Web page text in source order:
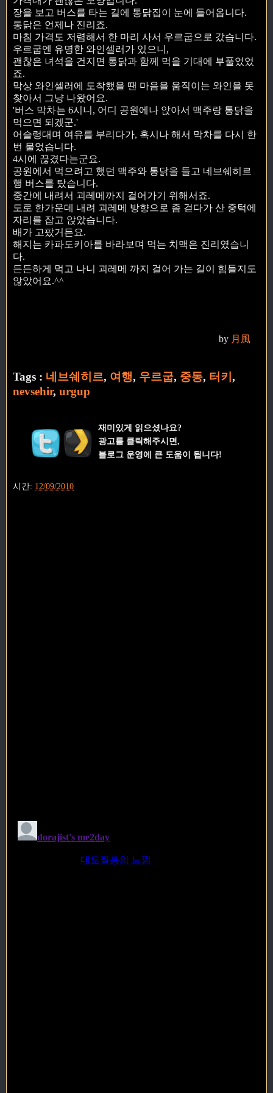
장을 보고 버스를 타는 길에 통닭집이 눈에 들어옵니다.
통닭은 언제나 진리죠.
마침 가격도 저렴해서 한 마리 사서 우르굽으로 갔습니다.
우르굽엔 유명한 와인셀러가 있으니,
괜찮은 녀석을 건지면 통닭과 함께 먹을 기대에 부풀었었
죠.
막상 와인셀러에 도착했을 땐 마음을 움직이는 와인을 못
찾아서 그냥 나왔어요.
'버스 막차는 6시니, 어디 공원에나 앉아서 맥주랑 통닭을
먹으면 되겠군.'
어슬렁대며 여유를 부리다가, 혹시나 해서 막차를 다시 한
번 물었습니다.
4시에 끊겼다는군요.
공원에서 먹으려고 했던 맥주와 통닭을 들고 네브쉐히르
행 버스를 탔습니다.
중간에 내려서 괴레메까지 걸어가기 위해서죠.
도로 한가운데 내려 괴레메 방향으로 좀 걷다가 산 중턱에
자리를 잡고 앉았습니다.
배가 고팠거든요.
해지는 카파도키아를 바라보며 먹는 치맥은 진리였습니
다.
든든하게 먹고 나니 괴레메 까지 걸어 가는 길이 힘들지도
않았어요.^^
by 月風
Tags : 네브쉐히르, 여행, 우르굽, 중동, 터키 ,
nevsehir, urgup
재미있게 읽으셨나요?
광고를 클릭해주시면,
블로그 운영에 큰 도움이 됩니다!
시간: 12/09/2010